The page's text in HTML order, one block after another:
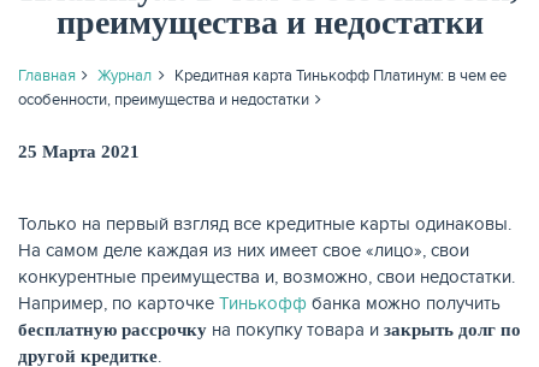
КАРТЫ
преимущества и недостатки
Главная Журнал
Кредитная карта Тинькофф Платинум: в чем ее
особенности, преимущества и недостатки
25 Марта 2021
Только на первый взгляд все кредитные карты одинаковы.
На самом деле каждая из них имеет свое «лицо», свои
конкурентные преимущества и, возможно, свои недостатки.
Например, по карточке Тинькофф банка можно получить
бесплатную рассрочку на покупку товара и закрыть долг по
другой кредитке